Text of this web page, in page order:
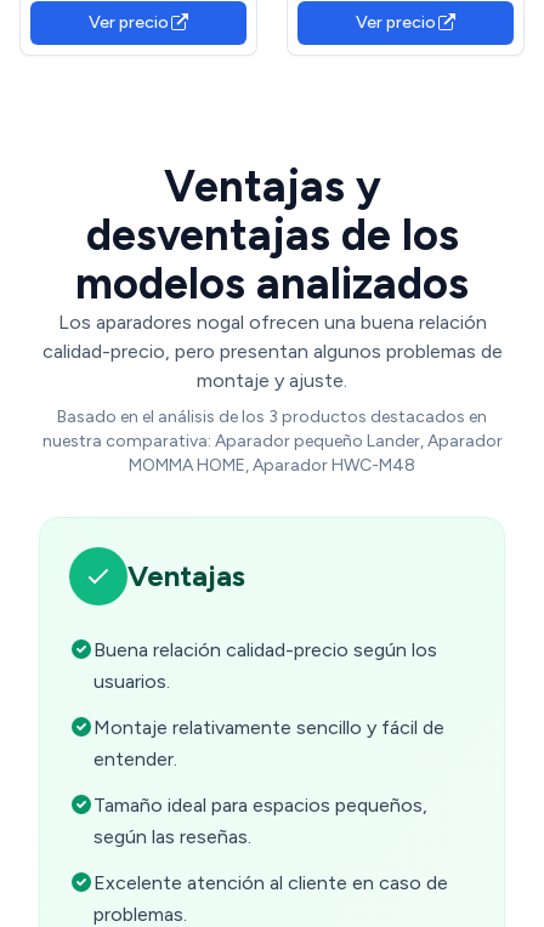
redondeada, 140,5 x 40 x
76 HCM (nogal)
Ver precio
de hierro resistentes, vetas
naturales y asas doradas,
120 x
Ver precio
Ventajas y
desventajas de los
modelos analizados
Los aparadores nogal ofrecen una buena relación
calidad-precio, pero presentan algunos problemas de
montaje y ajuste.
Basado en el análisis de los 3 productos destacados en
nuestra comparativa: Aparador pequeño Lander, Aparador
MOMMA HOME, Aparador HWC-M48
Ventajas
Buena relación calidad-precio según los
usuarios.
Montaje relativamente sencillo y fácil de
entender.
Tamaño ideal para espacios pequeños,
según las reseñas.
Excelente atención al cliente en caso de
problemas.